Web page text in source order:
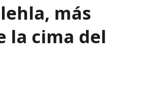
más
la cima del